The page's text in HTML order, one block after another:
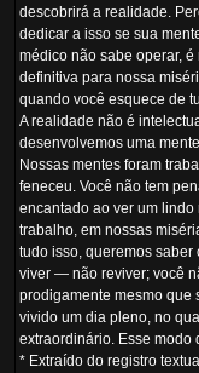
descobrirá a realidade.
dedicar a isso se sua
médico não sabe operar,
definitiva para nossa
quando você esquece de
A realidade não é
desenvolvemos uma
Nossas mentes foram
feneceu. Você não tem
encantado ao ver um
trabalho, em nossas
tudo isso, queremos
viver — não reviver; você
prodigamente mesmo que
vivido um dia pleno, no
extraordinário. Esse modo
* Extraído do registro